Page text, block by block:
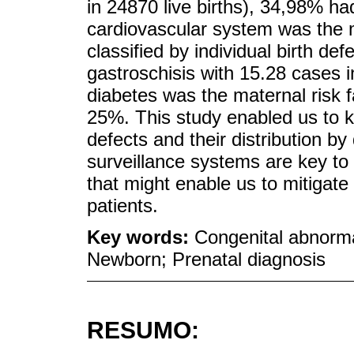
in 24870 live births), 34,98%
cardiovascular system was the
classified by individual birth
gastroschisis with 15.28 cases
diabetes was the maternal risk
25%. This study enabled us to
defects and their distribution
surveillance systems are key
that might enable us to
patients.
Key words: Congenital
Newborn; Prenatal diagnosis
RESUMO: